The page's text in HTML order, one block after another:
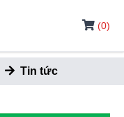
(0)
Tin tức